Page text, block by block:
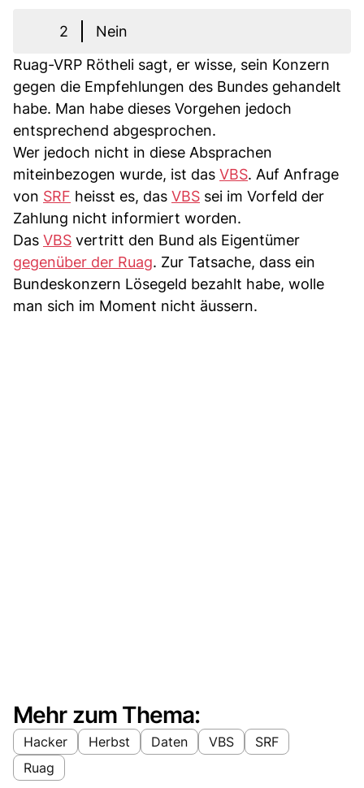
2
Nein
Ruag-VRP Rötheli sagt, er wisse, sein Konzern
gegen die Empfehlungen des Bundes gehandelt
habe. Man habe dieses Vorgehen jedoch
entsprechend abgesprochen.
Wer jedoch nicht in diese Absprachen
miteinbezogen wurde, ist das VBS. Auf Anfrage
von SRF heisst es, das VBS sei im Vorfeld der
Zahlung nicht informiert worden.
Das VBS vertritt den Bund als Eigentümer
gegenüber der Ruag. Zur Tatsache, dass ein
Bundeskonzern Lösegeld bezahlt habe, wolle
man sich im Moment nicht äussern.
Mehr zum Thema:
Hacker Herbst Daten VBS
SRF
Ruag